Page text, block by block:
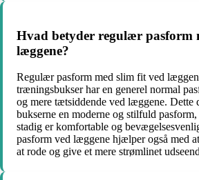
Hvad betyder regulær pasform
læggene?
Regulær pasform med slim fit ved
træningsbukser har en generel normal
og mere tætsiddende ved læggene. Dette
bukserne en moderne og stilfuld
stadig er komfortable og
pasform ved læggene hjælper også med
at rode og give et mere strømlinet